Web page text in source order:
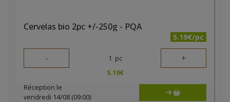
Cervelas bio 2pc +/-250g - PQA
5.19€/pc
- 1 pc +
5.19€
Réception le
vendredi 14/08 (09:00)